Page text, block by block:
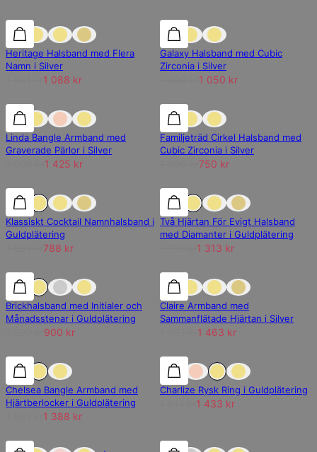
25% rabatt 25% rabatt
Heritage Halsband med Flera
Namn i Silver
1 088 kr
25% rabatt
Galaxy Halsband med Cubic
Zirconia i Silver
1 050 kr
25% rabatt 25% rabatt
Linda Bangle Armband med
Graverade Pärlor i Silver
1 425 kr
25% rabatt
Familjeträd Cirkel Halsband med
Cubic Zirconia i Silver
750 kr
25% rabatt 25% rabatt
Klassiskt Cocktail Namnhalsband i
Guldplätering
788 kr
25% rabatt
Två Hjärtan För Evigt Halsband
med Diamanter i Guldplätering
1 313 kr
25% rabatt 25% rabatt
Brickhalsband med Initialer och
Månadsstenar i Guldplätering
900 kr
25% rabatt
Claire Armband med
Sammanflätade Hjärtan i Silver
1 463 kr
25% rabatt 25% rabatt
Chelsea Bangle Armband med
Hjärtberlocker i Guldplätering
1 388 kr
25% rabatt
Charlize Rysk Ring i Guldplätering
1 433 kr
25% rabatt 25% rabatt
25% rabatt